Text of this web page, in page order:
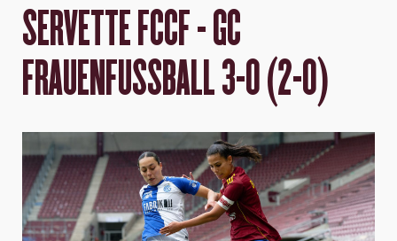
SERVETTE FCCF - GC
FRAUENFUSSBALL 3-0 (2-0)